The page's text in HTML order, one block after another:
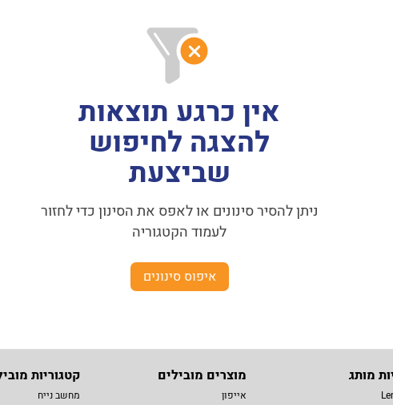
אין כרגע תוצאות
להצגה לחיפוש
שביצעת
ניתן להסיר סינונים או לאפס את הסינון כדי לחזור
לעמוד הקטגוריה
איפוס סינונים
מותג מוצרים מובילים
אייפון
קטגוריות
מחשב נייח